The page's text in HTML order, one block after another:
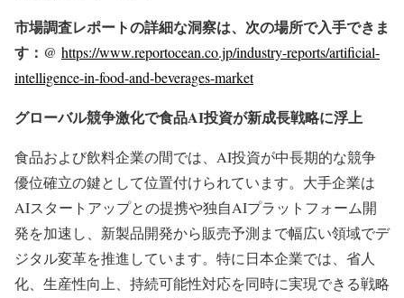
市場調査レポートの詳細な洞察は、次の場所で入手できま
す：@ https://www.reportocean.co.jp/industry-reports/artificial-
intelligence-in-food-and-beverages-market
グローバル競争激化で食品AI投資が新成長戦略に浮上
食品および飲料企業の間では、AI投資が中長期的な競争
優位確立の鍵として位置付けられています。大手企業は
AIスタートアップとの提携や独自AIプラットフォーム開
発を加速し、新製品開発から販売予測まで幅広い領域でデ
ジタル変革を推進しています。特に日本企業では、省人
化、生産性向上、持続可能性対応を同時に実現できる戦略